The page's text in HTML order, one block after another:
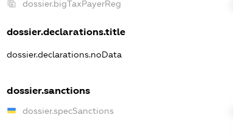
dossier.bigTaxPayerReg
dossier.declarations.title
dossier.declarations.noData
dossier.sanctions
dossier.specSanctions